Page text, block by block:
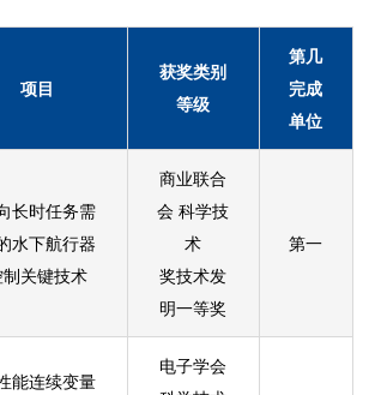
项目
获奖类别
等级
第几
完成
单位
长时任务需
水下航行器
制关键技术
商业联合
会 科学技
术
奖技术发
明一等奖
第一
能连续变量
电子学会